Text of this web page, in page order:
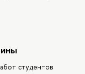
студентов